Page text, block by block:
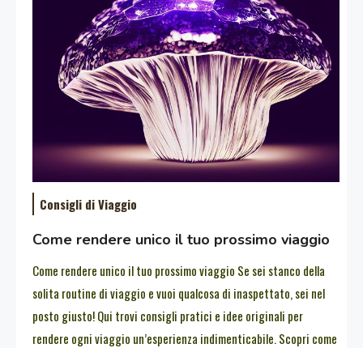
Consigli di Viaggio
Come rendere unico il tuo prossimo viaggio
Come rendere unico il tuo prossimo viaggio Se sei stanco della
solita routine di viaggio e vuoi qualcosa di inaspettato, sei nel
posto giusto! Qui trovi consigli pratici e idee originali per
rendere ogni viaggio un’esperienza indimenticabile. Scopri come